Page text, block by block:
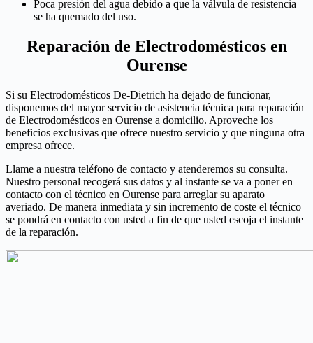
Poca presión del agua debido a que la válvula de resistencia
se ha quemado del uso.
Reparación de Electrodomésticos en
Ourense
Si su Electrodomésticos De-Dietrich ha dejado de funcionar,
disponemos del mayor servicio de asistencia técnica para reparación
de Electrodomésticos en Ourense a domicilio. Aproveche los
beneficios exclusivas que ofrece nuestro servicio y que ninguna otra
empresa ofrece.
Llame a nuestra teléfono de contacto y atenderemos su consulta.
Nuestro personal recogerá sus datos y al instante se va a poner en
contacto con el técnico en Ourense para arreglar su aparato
averiado. De manera inmediata y sin incremento de coste el técnico
se pondrá en contacto con usted a fin de que usted escoja el instante
de la reparación.